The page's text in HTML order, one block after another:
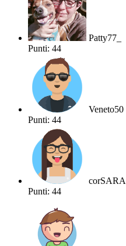
Patty77_
Punti: 44
Veneto50
Punti: 44
corSARA
Punti: 44